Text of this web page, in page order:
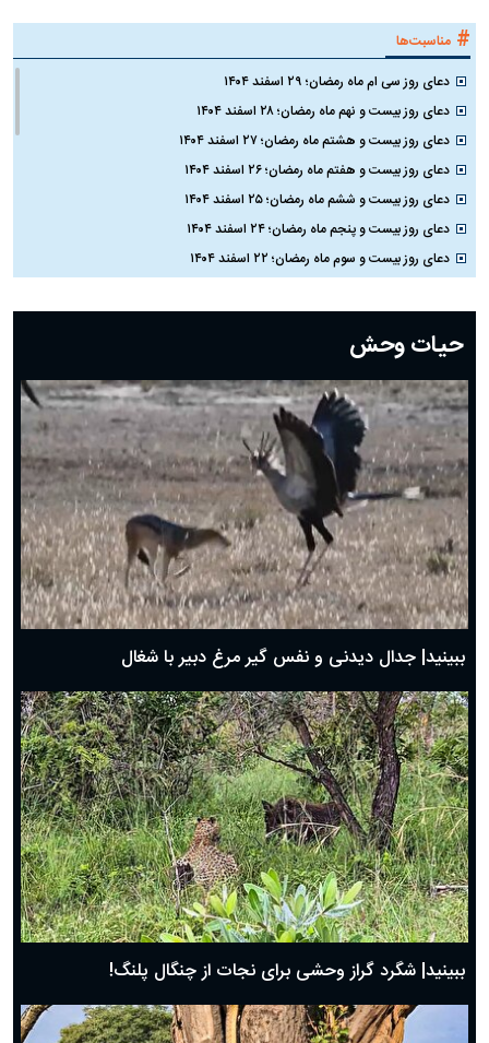
# مناسبت‌ها
دعای روز سی ام ماه رمضان؛ ۲۹ اسفند ۱۴۰۴
دعای روز بیست و نهم ماه رمضان؛ ۲۸ اسفند ۱۴۰۴
دعای روز بیست و هشتم ماه رمضان؛ ۲۷ اسفند ۱۴۰۴
دعای روز بیست و هفتم ماه رمضان؛ ۲۶ اسفند ۱۴۰۴
دعای روز بیست و ششم ماه رمضان؛ ۲۵ اسفند ۱۴۰۴
دعای روز بیست و پنجم ماه رمضان؛ ۲۴ اسفند ۱۴۰۴
دعای روز بیست و سوم ماه رمضان؛ ۲۲ اسفند ۱۴۰۴
دعای روز بیستم ماه رمضان؛ ۱۹ اسفند ۱۴۰۴
دعای روز هشتم ماه مبارک رمضان؛ ۷ اسفند ماه ۱۴۰۴
دعای روز هفتم ماه رمضان؛ ۶ اسفند ۱۴۰۴
دعای روز ششم ماه رمضان؛ ۵ اسفند ۱۴۰۴
دعای روز پنجم ماه رمضان؛ ۴ اسفند ۱۴۰۴
دعای روز چهارم ماه مبارک رمضان؛ ۳ اسفند ۱۴۰۴
دعای روز سوم ماه مبارک رمضان؛ ۱۴ اسفند ۱۴۰۴
دعای روز دوم ماه مبارک رمضان ۱ اسفند ماه ۱۴۰۴
دعای روز اول ماه مبارک رمضان، ۳۰ بهمن ۱۴۰۴
حضرت زینب(س) چگونه از دنیا رفت؟
بهترین پیامک تبریک روز پدر ۱۴۰۴؛ جملات زیبا و صمیمانه
حیات وحش
ببینید| جدال دیدنی و نفس گیر مرغ دبیر با شغال
ببینید| شگرد گراز وحشی برای نجات از چنگال پلنگ!